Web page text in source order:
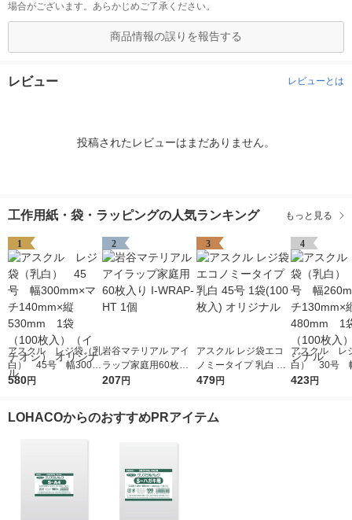
場合がございます。あらかじめご了承ください。
商品情報の誤りを報告する
レビュー レビューとは
投稿されたレビューはまだありません。
工作用紙・袋・ラッピングの人気ランキング もっと見る
1
アスクル レジ袋（乳
白） 45号 幅300m
m×マチ140mm×縦53
リジナル
580円
2
岩谷マテリアル アイ
ラップ家庭用60枚入
り I-WRAP-HT 1個
207円
3
アスクル レジ袋エコ
ノミータイプ 乳白 45
号 1袋(100枚入) オリ
479円
4
アスクル レ
白） 30号
m×マチ
423円
LOHACOからのおすすめPRアイテム